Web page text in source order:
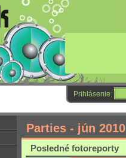
Prihlásenie:
Parties - jún 2010
Posledné fotoreporty